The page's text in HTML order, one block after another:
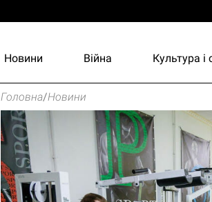
Новини Війна Культура і
Головна/Новини